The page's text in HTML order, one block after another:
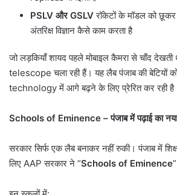
PSLV औरGSLVरॉकेटों के मॉडल को छूकर
अंतरिक्ष विज्ञान कैसे काम करता है
जो लड़कियाँ शायद पहले मोबाइल कैमरा से चाँद
telescope चला रही हैं। यह लैब पंजाब की बेटियों
technology में आगे बढ़ने के लिए प्रेरित कर रही
Schools of Eminence –पंजाब में पढ़ाई का
सरकार सिर्फ एक लैब बनाकर नहीं रुकी। पंजाब में
लिए AAP सरकार ने “Schools of Eminence